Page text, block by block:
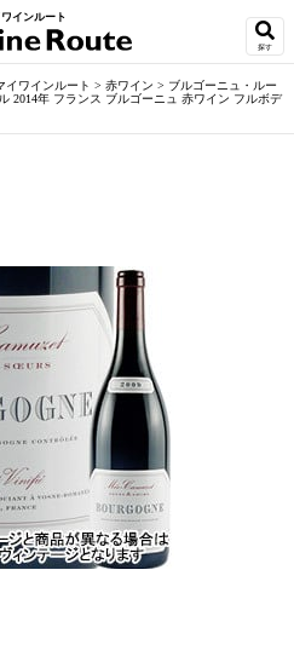
インルート
探す
イワインルート > 赤ワイン > ブルゴーニュ・ルー
2014年 フランス ブルゴーニュ 赤ワイン フルボデ